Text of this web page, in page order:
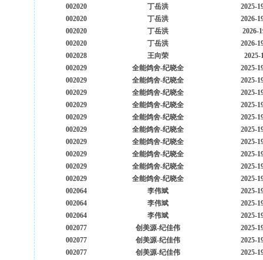
002020
丁岳洪
2025-
002020
丁岳洪
2026-
002020
丁岳洪
2026-
002020
丁岳洪
2026-
002028
王向荣
2025-
002029
全能鸽舍-纪晓全
2025-
002029
全能鸽舍-纪晓全
2025-
002029
全能鸽舍-纪晓全
2025-
002029
全能鸽舍-纪晓全
2025-
002029
全能鸽舍-纪晓全
2025-
002029
全能鸽舍-纪晓全
2025-
002029
全能鸽舍-纪晓全
2025-
002029
全能鸽舍-纪晓全
2025-
002029
全能鸽舍-纪晓全
2025-
002029
全能鸽舍-纪晓全
2025-
002064
李伟斌
2025-
002064
李伟斌
2025-
002064
李伟斌
2025-
002077
创美源-纪佳伟
2025-
002077
创美源-纪佳伟
2025-
002077
创美源-纪佳伟
2025-